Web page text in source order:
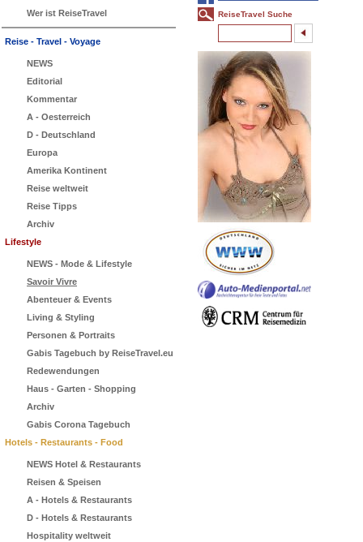
Wer ist ReiseTravel
Reise - Travel - Voyage
NEWS
Editorial
Kommentar
A - Oesterreich
D - Deutschland
Europa
Amerika Kontinent
Reise weltweit
Reise Tipps
Archiv
Lifestyle
NEWS - Mode & Lifestyle
Savoir Vivre
Abenteuer & Events
Living & Styling
Personen & Portraits
Gabis Tagebuch by ReiseTravel.eu
Redewendungen
Haus - Garten - Shopping
Archiv
Gabis Corona Tagebuch
Hotels - Restaurants - Food
NEWS Hotel & Restaurants
Reisen & Speisen
A - Hotels & Restaurants
D - Hotels & Restaurants
Hospitality weltweit
ReiseTravel Suche